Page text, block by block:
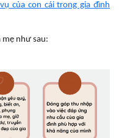
của con cái trong gia đình
mẹ như sau: